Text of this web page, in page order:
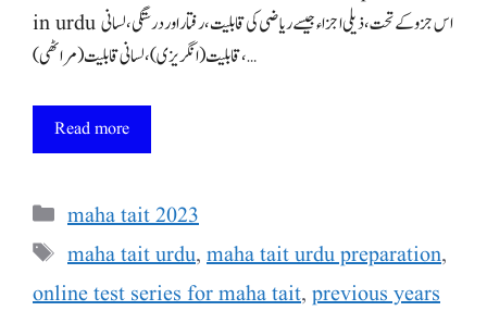
in urdu اس جزو کے تحت، ذیلی اجزاء جیسے ریاضی کی قابلیت، رفتار اور درستگی، لسانی
قابلیت (انگریزی)، لسانی قابلیت (مراٹھی)، …
Read more
Categories
maha tait 2023
Tags
maha tait urdu, maha tait urdu preparation,
online test series for maha tait, previous years